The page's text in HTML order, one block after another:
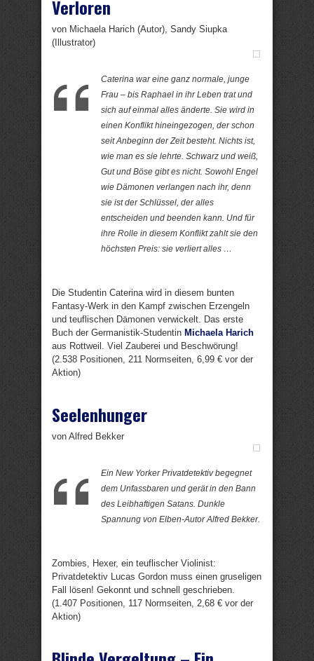
Verloren
von Michaela Harich (Autor), Sandy Siupka
(Illustrator)
Caterina war eine ganz normale, junge
Frau – bis Raphael in ihr Leben trat und
sich auf einmal alles änderte. Sie wird in
einen Konflikt hineingezogen, der schon
seit Anbeginn der Zeit besteht. Nichts ist,
wie man es sie lehrte. Schwarz und weiß,
Gut und Böse gibt es nicht. Sowohl Engel
wie Dämonen verlangen nach ihr, denn
sie ist der Schlüssel, der alles
entscheiden und beenden kann. Und für
ihre Rolle in diesem Konflikt zahlt sie den
höchsten Preis: sie verliert alles …
Die Studentin Caterina wird in diesem bunten
Fantasy-Werk in den Kampf zwischen Erzengeln
und teuflischen Dämonen verwickelt. Das erste
Buch der Germanistik-Studentin Michaela Harich
aus Rottweil. Viel Zauberei und Beschwörung!
(2.538 Positionen, 211 Normseiten, 6,99 € vor der
Aktion)
Seelenhunger
von Alfred Bekker
Ein New Yorker Privatdetektiv begegnet
dem Unfassbaren und gerät in den Bann
des Leibhaftigen Satans. Dunkle
Spannung von Elben-Autor Alfred Bekker.
Zombies, Hexer, ein teuflischer Violinist:
Privatdetektiv Lucas Gordon muss einen gruseligen
Fall lösen! Gekonnt und schnell geschrieben.
(1.407 Positionen, 117 Normseiten, 2,68 € vor der
Aktion)